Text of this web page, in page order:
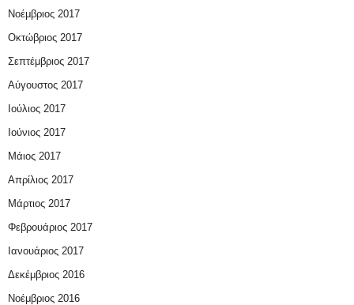
Νοέμβριος 2017
Οκτώβριος 2017
Σεπτέμβριος 2017
Αύγουστος 2017
Ιούλιος 2017
Ιούνιος 2017
Μάιος 2017
Απρίλιος 2017
Μάρτιος 2017
Φεβρουάριος 2017
Ιανουάριος 2017
Δεκέμβριος 2016
Νοέμβριος 2016